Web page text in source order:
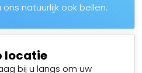
natuurlijk ook bellen.
locatie
bij u langs om uw